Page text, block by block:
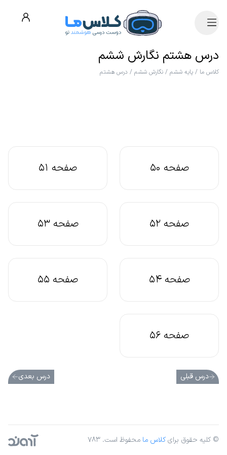
درس هشتم نگارش ششم
کلاس ما / پایه ششم / نگارش ششم / درس هشتم
صفحه 50 صفحه 51
صفحه 52 صفحه 53
صفحه 54 صفحه 55
صفحه 56
درس قبلی درس بعدی
© کلیه حقوق برایکلاس ما محفوظ است. ۷۸۳